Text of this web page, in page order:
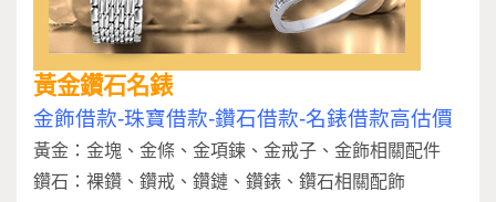
黃金鑽石名錶
金飾借款-珠寶借款-鑽石借款-名錶借款高估價
黃金：金塊、金條、金項鍊、金戒子、金飾相關配件
鑽石：裸鑽、鑽戒、鑽鏈、鑽錶、鑽石相關配飾